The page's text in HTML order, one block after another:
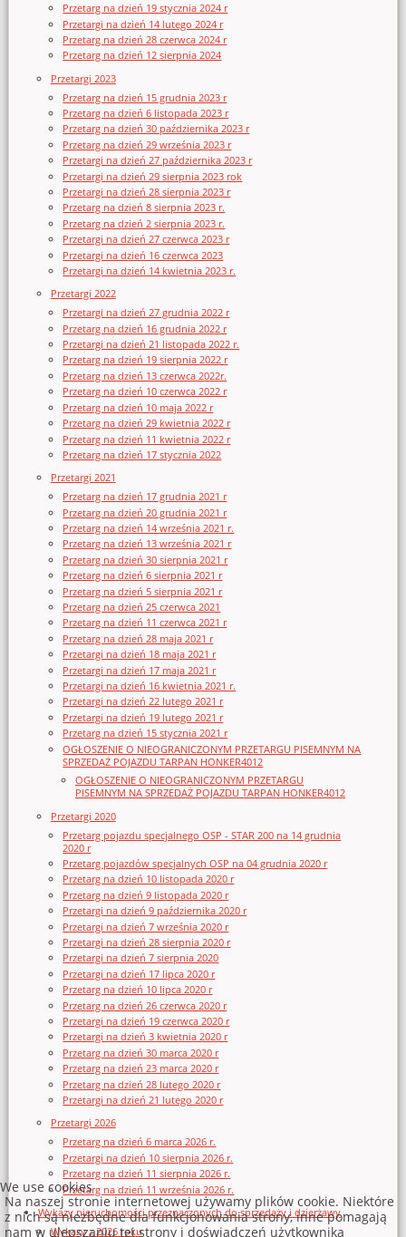
Przetarg na dzień 19 stycznia 2024 r
Przetargi na dzień 14 lutego 2024 r
Przetarg na dzień 28 czerwca 2024 r
Przetarg na dzień 12 sierpnia 2024
Przetargi 2023
Przetarg na dzień 15 grudnia 2023 r
Przetarg na dzień 6 listopada 2023 r
Przetarg na dzień 30 października 2023 r
Przetarg na dzień 29 września 2023 r
Przetargi na dzień 27 października 2023 r
Przetargi na dzień 29 sierpnia 2023 rok
Przetargi na dzień 28 sierpnia 2023 r
Przetarg na dzień 8 sierpnia 2023 r.
Przetarg na dzień 2 sierpnia 2023 r.
Przetargi na dzień 27 czerwca 2023 r
Przetargi na dzień 16 czerwca 2023
Przetargi na dzień 14 kwietnia 2023 r.
Przetargi 2022
Przetargi na dzień 27 grudnia 2022 r
Przetarg na dzień 16 grudnia 2022 r
Przetargi na dzień 21 listopada 2022 r.
Przetarg na dzień 19 sierpnia 2022 r
Przetarg na dzień 13 czerwca 2022r.
Przetarg na dzień 10 czerwca 2022 r
Przetarg na dzień 10 maja 2022 r
Przetarg na dzień 29 kwietnia 2022 r
Przetarg na dzień 11 kwietnia 2022 r
Przetarg na dzień 17 stycznia 2022
Przetargi 2021
Przetarg na dzień 17 grudnia 2021 r
Przetarg na dzień 20 grudnia 2021 r
Przetarg na dzień 14 września 2021 r.
Przetarg na dzień 13 września 2021 r
Przetarg na dzień 30 sierpnia 2021 r
Przetarg na dzień 6 sierpnia 2021 r
Przetarg na dzień 5 sierpnia 2021 r
Przetarg na dzień 25 czerwca 2021
Przetarg na dzień 11 czerwca 2021 r
Przetarg na dzień 28 maja 2021 r
Przetargi na dzień 18 maja 2021 r
Przetargi na dzień 17 maja 2021 r
Przetargi na dzień 16 kwietnia 2021 r.
Przetargi na dzień 22 lutego 2021 r
Przetargi na dzień 19 lutego 2021 r
Przetarg na dzień 15 stycznia 2021 r
OGŁOSZENIE O NIEOGRANICZONYM PRZETARGU PISEMNYM NA
SPRZEDAŻ POJAZDU TARPAN HONKER4012
OGŁOSZENIE O NIEOGRANICZONYM PRZETARGU
PISEMNYM NA SPRZEDAŻ POJAZDU TARPAN HONKER4012
Przetargi 2020
Przetarg pojazdu specjalnego OSP - STAR 200 na 14 grudnia
2020 r
Przetarg pojazdów specjalnych OSP na 04 grudnia 2020 r
Przetarg na dzień 10 listopada 2020 r
Przetarg na dzień 9 listopada 2020 r
Przetargi na dzień 9 października 2020 r
Przetargi na dzień 7 września 2020 r
Przetargi na dzień 28 sierpnia 2020 r
Przetargi na dzień 7 sierpnia 2020
Przetargi na dzień 17 lipca 2020 r
Przetarg na dzień 10 lipca 2020 r
Przetarg na dzień 26 czerwca 2020 r
Przetargi na dzień 19 czerwca 2020 r
Przetargi na dzień 3 kwietnia 2020 r
Przetarg na dzień 30 marca 2020 r
Przetarg na dzień 23 marca 2020 r
Przetarg na dzień 28 lutego 2020 r
Przetargi na dzień 21 lutego 2020 r
Przetargi 2026
Przetarg na dzień 6 marca 2026 r.
Przetargi na dzień 10 sierpnia 2026 r.
Przetarg na dzień 11 sierpnia 2026 r.
Przetarg na dzień 11 września 2026 r.
Wykazy nieruchomości przeznaczonych do sprzedaży i dzierżawy
Wykazy z 2026 roku
We use cookies
Na naszej stronie internetowej używamy plików cookie. Niektóre
z nich są niezbędne dla funkcjonowania strony, inne pomagają
nam w ulepszaniu tej strony i doświadczeń użytkownika